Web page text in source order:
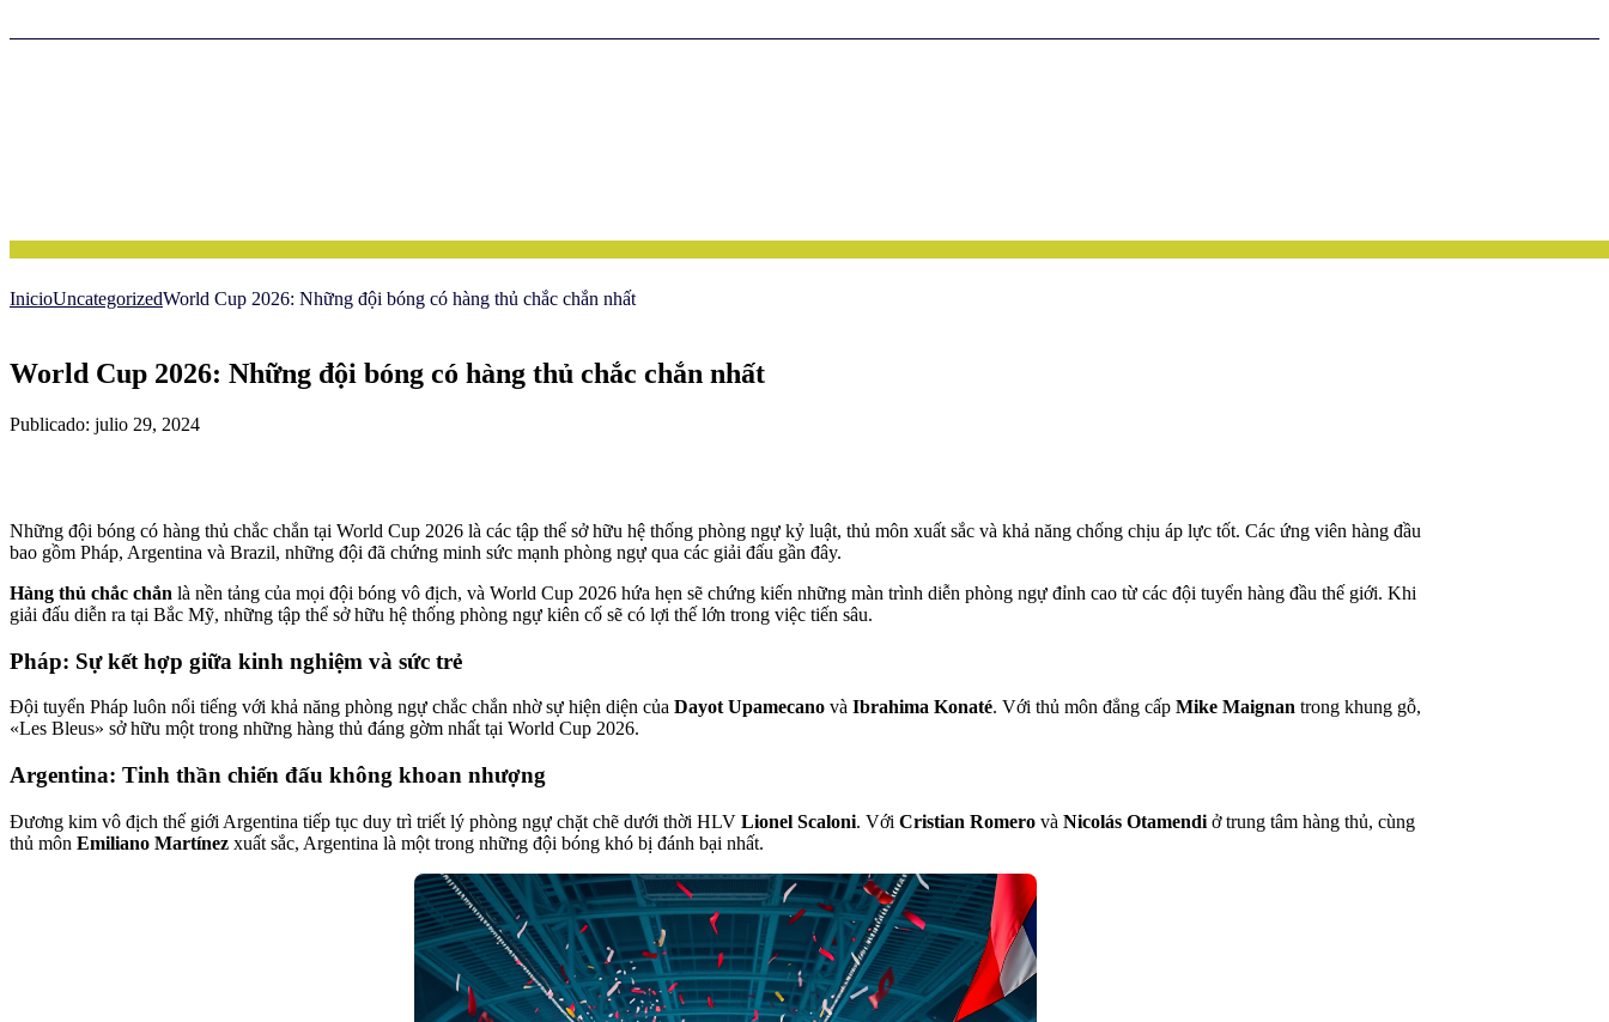
InicioUncategorizedWorld Cup 2026: Những đội bóng có hàng thủ chắc chắn nhất
World Cup 2026: Những đội bóng có hàng thủ chắc chắn nhất
Publicado: julio 29, 2024
Những đội bóng có hàng thủ chắc chắn tại World Cup 2026 là các tập thể sở hữu hệ thống phòng ngự kỷ luật, thủ môn xuất sắc và khả năng chống chịu áp lực tốt. Các ứng viên hàng đầu
bao gồm Pháp, Argentina và Brazil, những đội đã chứng minh sức mạnh phòng ngự qua các giải đấu gần đây.
Hàng thủ chắc chắn là nền tảng của mọi đội bóng vô địch, và World Cup 2026 hứa hẹn sẽ chứng kiến những màn trình diễn phòng ngự đỉnh cao từ các đội tuyển hàng đầu thế giới. Khi
giải đấu diễn ra tại Bắc Mỹ, những tập thể sở hữu hệ thống phòng ngự kiên cố sẽ có lợi thế lớn trong việc tiến sâu.
Pháp: Sự kết hợp giữa kinh nghiệm và sức trẻ
Đội tuyển Pháp luôn nổi tiếng với khả năng phòng ngự chắc chắn nhờ sự hiện diện của Dayot Upamecano và Ibrahima Konaté. Với thủ môn đẳng cấp Mike Maignan trong khung gỗ,
«Les Bleus» sở hữu một trong những hàng thủ đáng gờm nhất tại World Cup 2026.
Argentina: Tinh thần chiến đấu không khoan nhượng
Đương kim vô địch thế giới Argentina tiếp tục duy trì triết lý phòng ngự chặt chẽ dưới thời HLV Lionel Scaloni. Với Cristian Romero và Nicolás Otamendi ở trung tâm hàng thủ, cùng
thủ môn Emiliano Martínez xuất sắc, Argentina là một trong những đội bóng khó bị đánh bại nhất.